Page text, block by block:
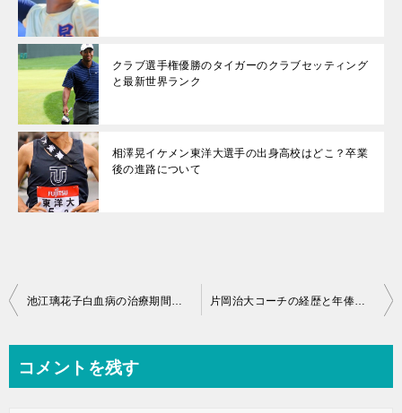
クラブ選手権優勝のタイガーのクラブセッティング
と最新世界ランク
相澤晃イケメン東洋大選手の出身高校はどこ？卒業
後の進路について
投
ビ
コメントを残す